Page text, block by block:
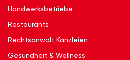
Handwerksbetriebe
Restaurants
Rechtsanwalt Kanzleien
Gesundheit & Wellness